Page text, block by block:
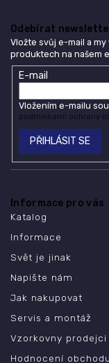
Odebírat
Vložte svůj e-mail a
produktech na našem
E-mail
Vložením e-mailu
podmínkami ochrany
PŘIHLÁSIT SE
Informace pro vás
Katalog
Informace
Svět je jinak
Napište nám
Jak nakupovat
Servis a montáž
Vzorkovny prodejci
Hodnocení obchodu